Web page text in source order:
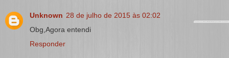
Unknown 28 de julho de 2015 às 02:02
Obg,Agora entendi
Responder